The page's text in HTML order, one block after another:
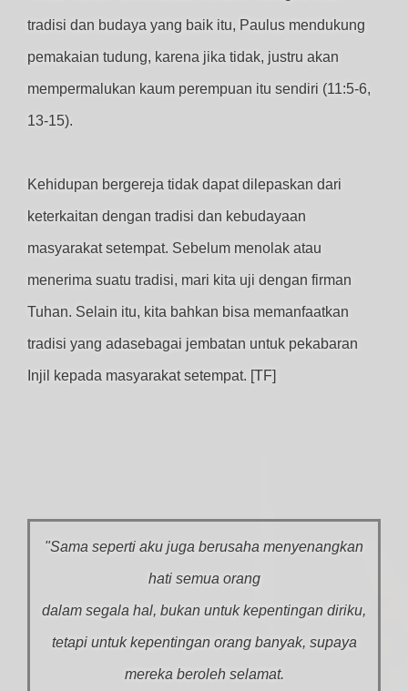
tradisi dan budaya yang baik itu, Paulus mendukung
pemakaian tudung, karena jika tidak, justru akan
mempermalukan kaum perempuan itu sendiri (11:5-6,
13-15).
Kehidupan bergereja tidak dapat dilepaskan dari
keterkaitan dengan tradisi dan kebudayaan
masyarakat setempat. Sebelum menolak atau
menerima suatu tradisi, mari kita uji dengan firman
Tuhan. Selain itu, kita bahkan bisa memanfaatkan
tradisi yang adasebagai jembatan untuk pekabaran
Injil kepada masyarakat setempat. [TF]
"Sama seperti aku juga berusaha menyenangkan
hati semua orang
dalam segala hal, bukan untuk kepentingan diriku,
tetapi untuk kepentingan orang banyak, supaya
mereka beroleh selamat.